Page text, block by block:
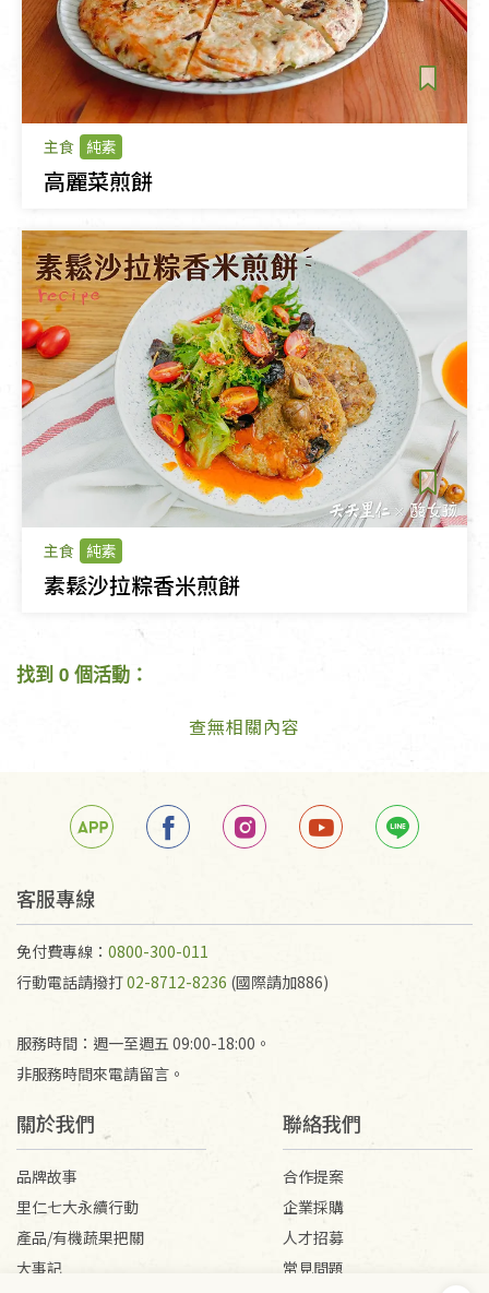
主食 純素
高麗菜煎餅
主食 純素
素鬆沙拉粽香米煎餅
找到 0 個活動：
查無相關內容
客服專線
免付費專線： 0800-300-011
行動電話請撥打02-8712-8236 (國際請加886)
服務時間：週一至週五 09:00-18:00。
非服務時間來電請留言。
關於我們
品牌故事
里仁七大永續行動
產品/有機蔬果把關
大事記
聯絡我們
合作提案
企業採購
人才招募
常見問題